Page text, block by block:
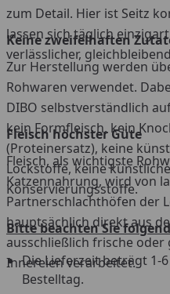
zum Detail. Hier ist Seitz
lassen sich täglich
verlässlicher,
Keine zweifelhaften
Zur Herstellung werden
Rohwaren verwendet.
DIBO selbstverständlich
kein Formfleisch, kein
(Proteinersatz), keine
Lockstoffe, keine
Konservierungsstoffe.
Fleisch höchster Güte
Fleisch, als wichtigste
Katzennahrung, wird von
Partnerschlachthöfen der
hauptsächlich direkt aus
ausschließlich frische
Innereien verarbeitet.
Bitte beachten Sie
Die Lieferzeit beträgt 1-
Bestelltag.